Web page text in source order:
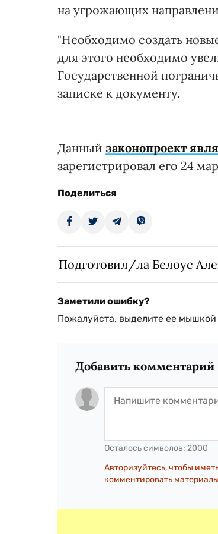
на угрожающих
"Необходимо создать
для этого необходимо
Государственной
записке к документу.
Данный законопроект
зарегистрировал его 24
Поделиться
Подготовил/ла Белоус
Заметили ошибку?
Пожалуйста, выделите ее
Добавить комментарий
Осталось символов: 2000
Авторизуйтесь, чтобы
комментировать материалы